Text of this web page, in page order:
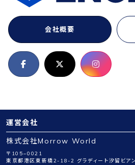
会社概要
運営会社
株式会社Morrow World
〒105−0021
東京都港区東新橋2-18-2 グラディート汐留ビア